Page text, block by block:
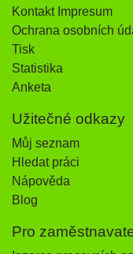
Kontakt Impresum
Ochrana osobních
Tisk
Statistika
Anketa
Užitečné odkazy
Můj seznam
Hledat práci
Nápověda
Blog
Pro